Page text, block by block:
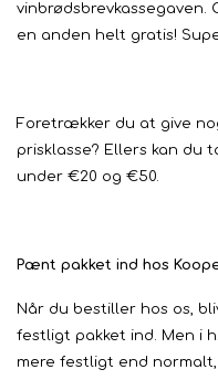
vinbrødsbrevkassegaven.
en anden helt gratis!
Foretrækker du at give
prisklasse? Ellers kan du
under €20 og €50.
Pænt pakket ind hos
Når du bestiller hos os,
festligt pakket ind. Men i
mere festligt end